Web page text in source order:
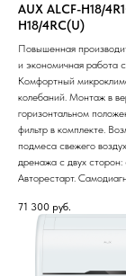
AUX ALCF-H18/
H18/4RС(U)
Повышенная
и экономичная работа
Комфортный
колебаний. Монтаж в
горизонтальном
фильтр в комплекте.
подмеса свежего
дренажа с двух сторон:
Авторестарт.
71 300 руб.